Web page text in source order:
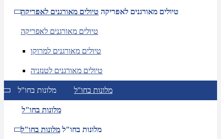
טיולים מאורגנים לאפריקה טיולים מאורגנים לאפריקה
טיולים מאורגנים לאפריקה
טיולים מאורגנים למרוקו
טיולים מאורגנים לטנזניה
מלונות בחו"ל מלונות בחו"ל
מלונות בחו"ל
מלונות בחו"ל מלונות בחו"ל